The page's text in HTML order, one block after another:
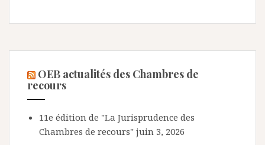
OEB actualités des Chambres de
recours
11e édition de "La Jurisprudence des
Chambres de recours" juin 3, 2026